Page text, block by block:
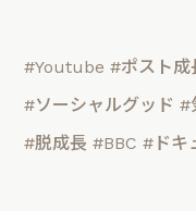
#Youtube #ポスト成
#ソーシャルグッド #
#脱成長 #BBC #ドキ